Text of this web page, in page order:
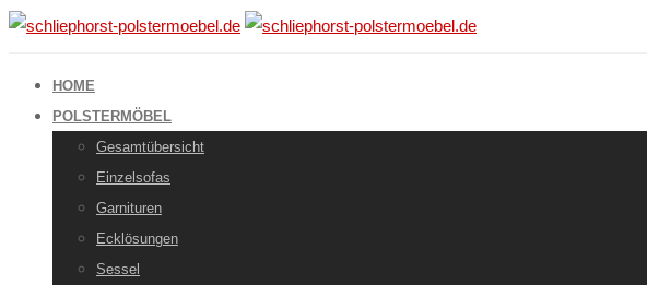
HOME
POLSTERMÖBEL
Gesamtübersicht
Einzelsofas
Garnituren
Ecklösungen
Sessel